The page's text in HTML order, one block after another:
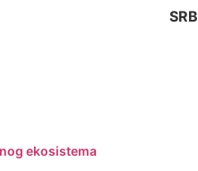
SRB
ekosistema